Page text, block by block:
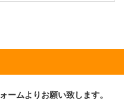
ームよりお願い致します。